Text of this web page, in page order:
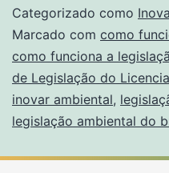
Categorizado como
Marcado com como
como funciona a
de Legislação do
inovar ambiental,
legislação ambiental do